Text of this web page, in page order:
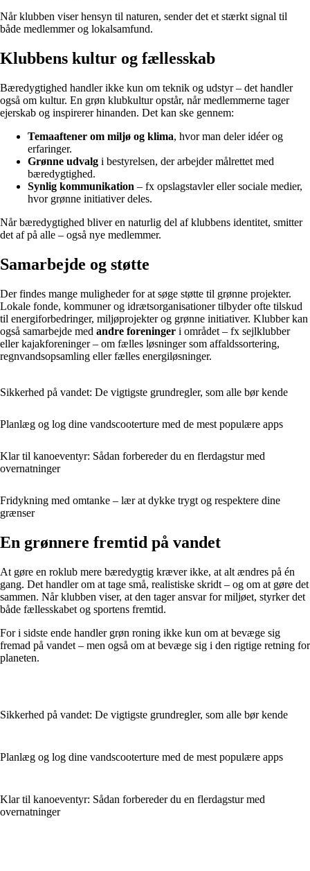
Når klubben viser hensyn til naturen, sender det et stærkt signal til
både medlemmer og lokalsamfund.
Klubbens kultur og fællesskab
Bæredygtighed handler ikke kun om teknik og udstyr – det handler
også om kultur. En grøn klubkultur opstår, når medlemmerne tager
ejerskab og inspirerer hinanden. Det kan ske gennem:
Temaaftener om miljø og klima, hvor man deler idéer og
erfaringer.
Grønne udvalg i bestyrelsen, der arbejder målrettet med
bæredygtighed.
Synlig kommunikation – fx opslagstavler eller sociale medier,
hvor grønne initiativer deles.
Når bæredygtighed bliver en naturlig del af klubbens identitet, smitter
det af på alle – også nye medlemmer.
Samarbejde og støtte
Der findes mange muligheder for at søge støtte til grønne projekter.
Lokale fonde, kommuner og idrætsorganisationer tilbyder ofte tilskud
til energiforbedringer, miljøprojekter og grønne initiativer. Klubber kan
også samarbejde med andre foreninger i området – fx sejlklubber
eller kajakforeninger – om fælles løsninger som affaldssortering,
regnvandsopsamling eller fælles energiløsninger.
Sikkerhed på vandet: De vigtigste grundregler, som alle bør kende
Planlæg og log dine vandscooterture med de mest populære apps
Klar til kanoeventyr: Sådan forbereder du en flerdagstur med
overnatninger
Fridykning med omtanke – lær at dykke trygt og respektere dine
grænser
En grønnere fremtid på vandet
At gøre en roklub mere bæredygtig kræver ikke, at alt ændres på én
gang. Det handler om at tage små, realistiske skridt – og om at gøre det
sammen. Når klubben viser, at den tager ansvar for miljøet, styrker det
både fællesskabet og sportens fremtid.
For i sidste ende handler grøn roning ikke kun om at bevæge sig
fremad på vandet – men også om at bevæge sig i den rigtige retning for
planeten.
Sikkerhed på vandet: De vigtigste grundregler, som alle bør kende
Planlæg og log dine vandscooterture med de mest populære apps
Klar til kanoeventyr: Sådan forbereder du en flerdagstur med
overnatninger